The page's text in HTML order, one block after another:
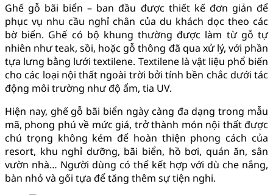
Ghế gỗ bãi biển – ban đầu được thiết kế đơn giản để
phục vụ nhu cầu nghỉ chân của du khách dọc theo các
bờ biển. Ghế có bộ khung thường được làm từ gỗ tự
nhiên như teak, sồi, hoặc gỗ thông đã qua xử lý, với phần
tựa lưng bằng lưới textilene. Textilene là vật liệu phổ biến
cho các loại nội thất ngoài trời bởi tính bền chắc dưới tác
động môi trường như độ ẩm, tia UV.
Hiện nay, ghế gỗ bãi biển ngày càng đa dạng trong mẫu
mã, phong phú về mức giá, trở thành món nội thất được
chú trọng không kém để hoàn thiện phong cách của
resort, khu nghỉ dưỡng, bãi biển, hồ bơi, quán ăn, sân
vườn nhà… Người dùng có thể kết hợp với dù che nắng,
bàn nhỏ và gối tựa để tăng thêm sự tiện nghi.